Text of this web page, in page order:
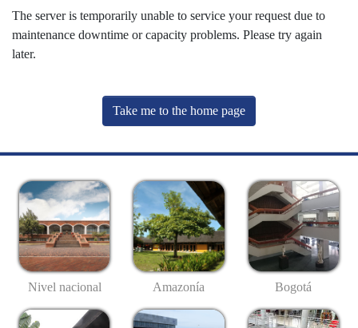
The server is temporarily unable to service your request due to
maintenance downtime or capacity problems. Please try again
later.
Take me to the home page
Nivel nacional Amazonía Bogotá